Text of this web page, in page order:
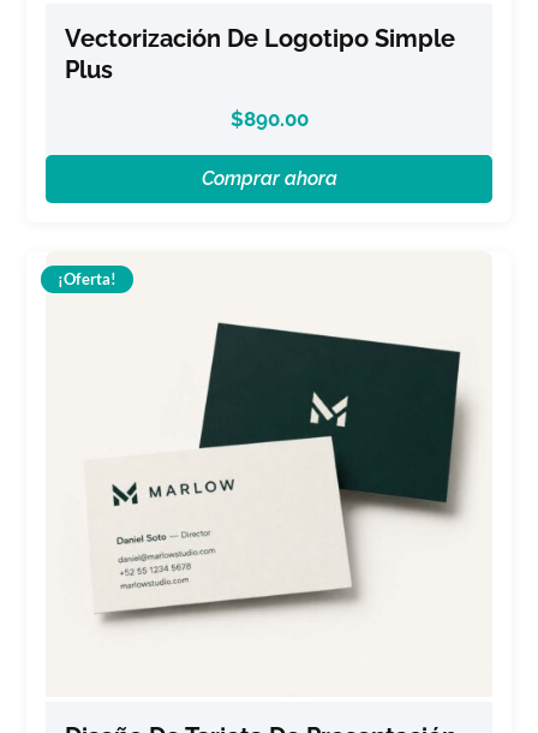
Vectorización De Logotipo Simple
Plus
$890.00
Comprar ahora
¡Oferta!